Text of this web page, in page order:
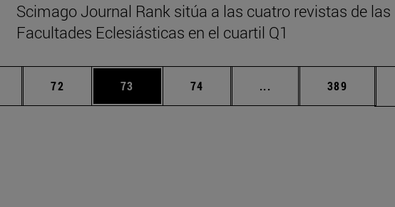
Scimago Journal Rank sitúa a las cuatro revistas de las
Facultades Eclesiásticas en el cuartil Q1
Páginas intermedias Use TAB para desplazarse.
Página
72 Página
73 Página
74 ... Páginas intermedias
Página
389